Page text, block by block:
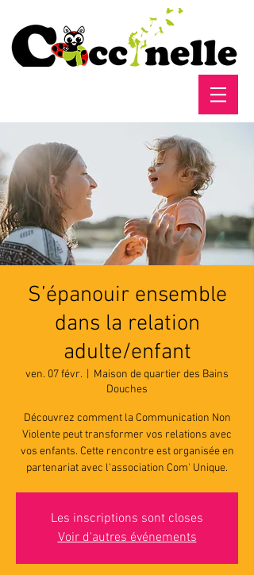
S’épanouir ensemble
dans la relation
adulte/enfant
ven. 07 févr.
Maison de quartier des Bains
Douches
Découvrez comment la Communication Non
Violente peut transformer vos relations avec
vos enfants. Cette rencontre est organisée en
partenariat avec l'association Com' Unique.
Les inscriptions sont closes
Voir d'autres événements